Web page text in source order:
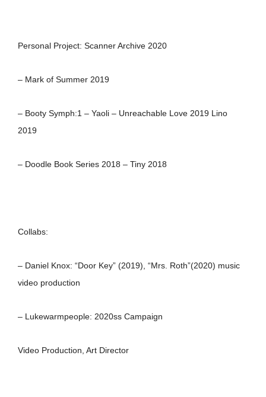
Personal Project: Scanner Archive 2020
– Mark of Summer 2019
– Booty Symph:1 – Yaoli – Unreachable Love 2019 Lino
2019
– Doodle Book Series 2018 – Tiny 2018
Collabs:
– Daniel Knox: “Door Key” (2019), “Mrs. Roth”(2020) music
video production
– Lukewarmpeople: 2020ss Campaign
Video Production, Art Director